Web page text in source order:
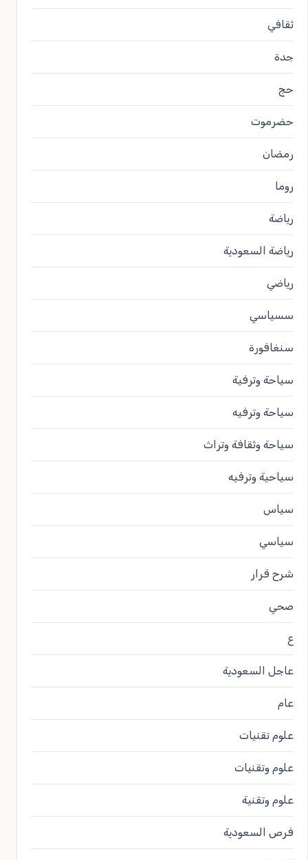
ثقافي
جدة
حج
حضرموت
رمضان
روما
رياضة
رياضة السعودية
رياضي
سسياسي
سنغافورة
سياحة وترفية
سياحة وترفيه
سياحة وثقافة وتراث
سياحية وترفيه
سياس
سياسي
شرح قرار
صحي
ع
عاجل السعودية
عام
علوم تقنيات
علوم وتقنيات
علوم وتقنية
فرص السعودية